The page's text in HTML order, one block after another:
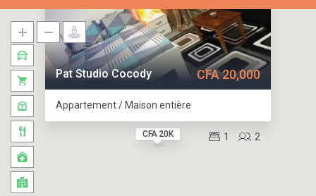
CFA 20K
Pat Studio Cocody
Appartement / Maison entière
2
1
CFA 20,000